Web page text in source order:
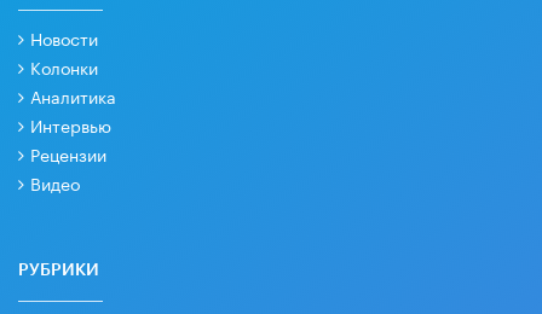
Новости
Колонки
Аналитика
Интервью
Рецензии
Видео
РУБРИКИ